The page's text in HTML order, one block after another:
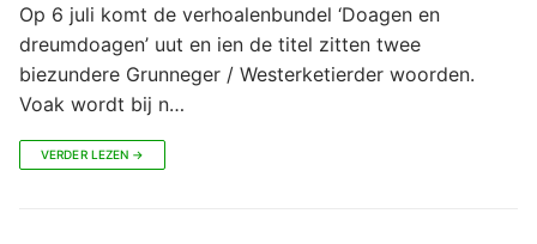
Op 6 juli komt de verhoalenbundel ‘Doagen en
dreumdoagen’ uut en ien de titel zitten twee
biezundere Grunneger / Westerketierder woorden.
Voak wordt bij n…
VERDER LEZEN →